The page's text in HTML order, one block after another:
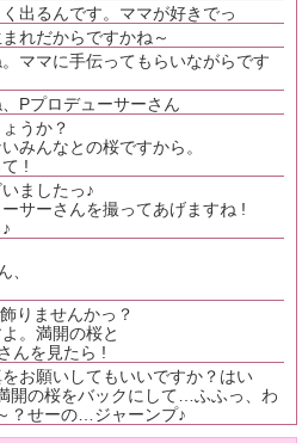
出るんです。ママが好きでっ
れだからですかね～
ママに手伝ってもらいながらです
Pプロデューサーさん
うか？
みんなとの桜ですから。
!
ましたっ♪
サーさんを撮ってあげますね !
、
りませんかっ？
。満開の桜と
んを見たら !
お願いしてもいいですか？はい
開の桜をバックにして…ふふっ、わ
？せーの…ジャーンプ♪